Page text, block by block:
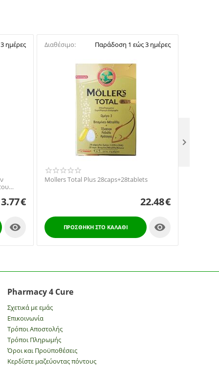
ημέρες
€

Διαθέσιμο: Παράδοση 1 εώς 3 ημέρες
Mollers Total Plus 28caps+28tablets
22.48€
ΠΡΟΣΘΉΚΗ ΣΤΟ ΚΑΛΆΘΙ 

Pharmacy 4 Cure
Σχετικά με εμάς
Επικοινωνία
Τρόποι Αποστολής
Τρόποι Πληρωμής
Όροι και Προϋποθέσεις
Κερδίστε μαζεύοντας πόντους